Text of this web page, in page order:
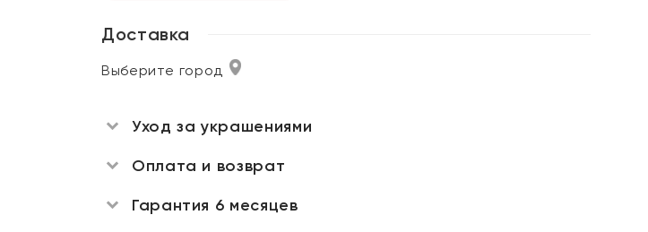
Доставка
Выберите город
Уход за украшениями
Оплата и возврат
Гарантия 6 месяцев